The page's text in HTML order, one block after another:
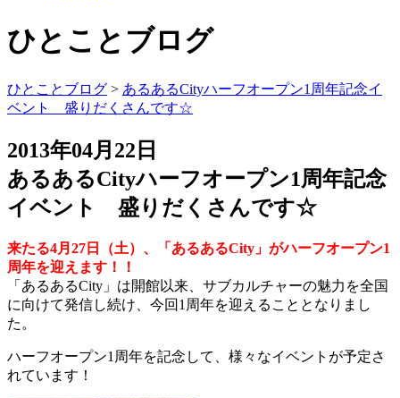
ひとことブログ
ひとことブログ > あるあるCityハーフオープン1周年記念イ
ベント 盛りだくさんです☆
2013年04月22日
あるあるCityハーフオープン1周年記念
イベント 盛りだくさんです☆
来たる4月27日（土）、「あるあるCity」がハーフオープン1
周年を迎えます！！
「あるあるCity」は開館以来、サブカルチャーの魅力を全国
に向けて発信し続け、今回1周年を迎えることとなりまし
た。
ハーフオープン1周年を記念して、様々なイベントが予定さ
れています！